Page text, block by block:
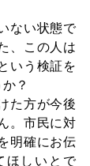
ない状態で
、この人は
いう検証を
？
た方が今後
。市民に対
明確にお伝
ほしいとで